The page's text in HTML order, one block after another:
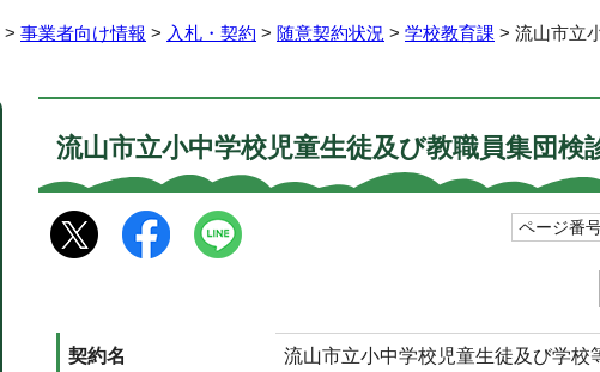
> 事業者向け情報 > 入札・契約 > 随意契約状況 > 学校教育課 > 流山市立
流山市立小中学校児童生徒及び教職員集団検
ページ番
契約名
流山市立小中学校児童生徒及び学校